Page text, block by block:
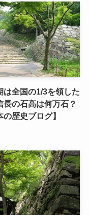
は全国の1/3を領した
長の石高は何万石？
の歴史ブログ】